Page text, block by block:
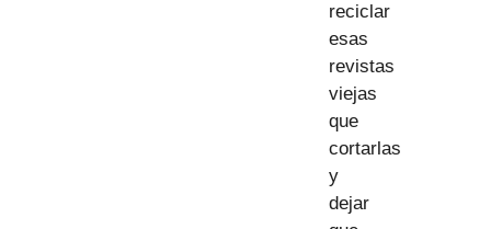
reciclar
esas
revistas
viejas
que
cortarlas
y
dejar